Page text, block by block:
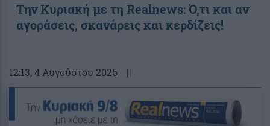
Την Κυριακή με τη Realnews: Ό,τι και αν
αγοράσεις, σκανάρεις και κερδίζεις!
12:13, 4 Αυγούστου 2026 ||